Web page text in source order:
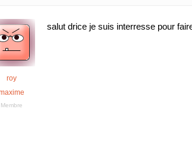
roy
Membre
salut drice je suis interresse pour